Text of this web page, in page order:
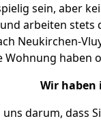
sein, aber
und arbeiten stets
Neukirchen-
Wohnung
Wir haben
darum, dass